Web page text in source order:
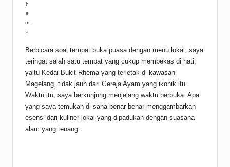
h
e
m
a
Berbicara soal tempat buka puasa dengan menu lokal, saya
teringat salah satu tempat yang cukup membekas di hati,
yaitu Kedai Bukit Rhema yang terletak di kawasan
Magelang, tidak jauh dari Gereja Ayam yang ikonik itu.
Waktu itu, saya berkunjung menjelang waktu berbuka. Apa
yang saya temukan di sana benar-benar menggambarkan
esensi dari kuliner lokal yang dipadukan dengan suasana
alam yang tenang.